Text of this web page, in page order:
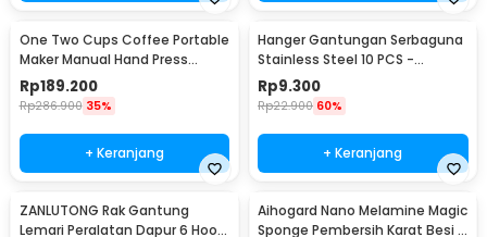
One Two Cups Coffee Portable
Maker Manual Hand Press
Espresso 300ml - T35066
Rp189.200
Rp286.900 35%
+ Keranjang
Hanger Gantungan Serbaguna
Stainless Steel 10 PCS -
M127105
Rp9.300
Rp22.900 60%
+ Keranjang
ZANLUTONG Rak Gantung
Lemari Peralatan Dapur 6 Hook
Aihogard Nano Melamine Magic
Sponge Pembersih Karat Besi -